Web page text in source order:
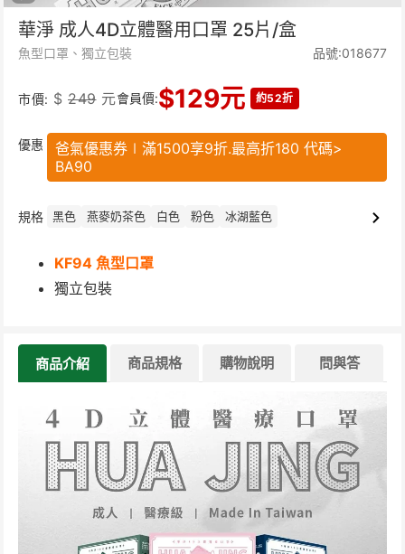
華淨 成人4D立體醫用口罩 25片/盒
魚型口罩、獨立包裝 品號:018677
市價: $ 249 元會員價:$129元 約52折
優惠
爸氣優惠券∣滿1500享9折.最高折180 代碼>
BA90
規格 黑色 燕麥奶茶色 白色 粉色 冰湖藍色
KF94 魚型口罩
獨立包裝
商品介紹 商品規格 購物說明 問與答